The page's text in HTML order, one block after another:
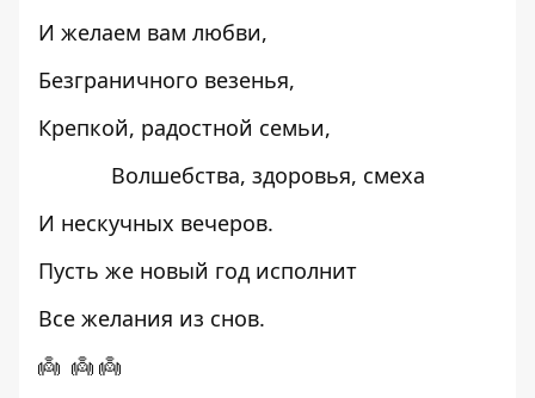
И желаем вам любви,
Безграничного везенья,
Крепкой, радостной семьи,
Волшебства, здоровья, смеха
И нескучных вечеров.
Пусть же новый год исполнит
Все желания из снов.
👼 👼 👼